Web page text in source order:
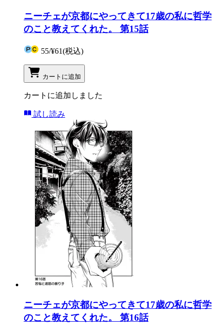
ニーチェが京都にやってきて17歳の私に哲学
のこと教えてくれた。 第15話
55/¥61(税込)
カートに追加
カートに追加しました
試し読み
ニーチェが京都にやってきて17歳の私に哲学
のこと教えてくれた。 第16話